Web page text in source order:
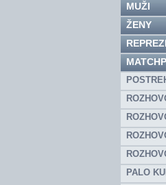
MUŽI
ŽENY
PALO